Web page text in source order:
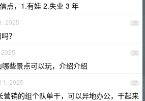
点，1.有娃 2.失业 3 年
35
2025
？
36
些景点可以玩，介绍介绍
37
2025
营销的组个队单干，可以异地办公，干起来